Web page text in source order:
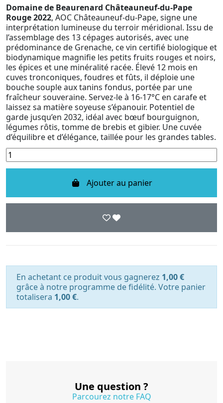
Domaine de Beaurenard Châteauneuf-du-Pape
Rouge 2022, AOC Châteauneuf-du-Pape, signe une
interprétation lumineuse du terroir méridional. Issu de
l’assemblage des 13 cépages autorisés, avec une
prédominance de Grenache, ce vin certifié biologique et
biodynamique magnifie les petits fruits rouges et noirs,
les épices et une minéralité racée. Élevé 12 mois en
cuves tronconiques, foudres et fûts, il déploie une
bouche souple aux tanins fondus, portée par une
fraîcheur souveraine. Servez-le à 16-17°C en carafe et
laissez sa matière soyeuse s’épanouir. Potentiel de
garde jusqu’en 2032, idéal avec bœuf bourguignon,
légumes rôtis, tomme de brebis et gibier. Une cuvée
d’équilibre et d’élégance, taillée pour les grandes tables.
Ajouter au panier
En achetant ce produit vous gagnerez 1,00 €
grâce à notre programme de fidélité. Votre panier
totalisera 1,00 €.
Une question ?
Parcourez notre FAQ